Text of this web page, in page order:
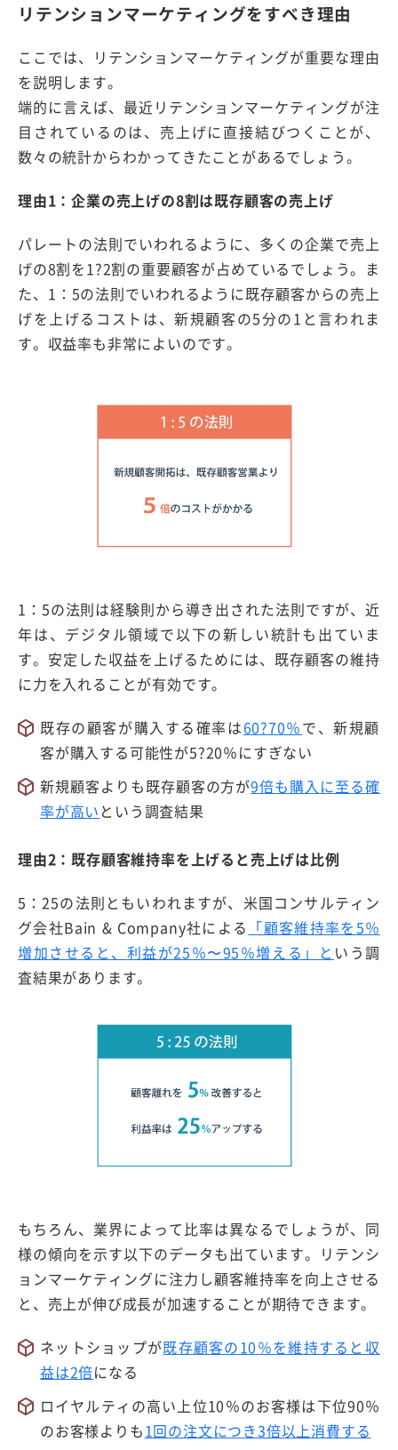
リテンションマーケティングをすべき理由
ここでは、リテンションマーケティングが重要な理由
を説明します。
端的に言えば、最近リテンションマーケティングが注
目されているのは、売上げに直接結びつくことが、
数々の統計からわかってきたことがあるでしょう。
理由1：企業の売上げの8割は既存顧客の売上げ
パレートの法則でいわれるように、多くの企業で売上
げの8割を1?2割の重要顧客が占めているでしょう。ま
た、1：5の法則でいわれるように既存顧客からの売上
げを上げるコストは、新規顧客の5分の1と言われま
す。収益率も非常によいのです。
1：5の法則は経験則から導き出された法則ですが、近
年は、デジタル領域で以下の新しい統計も出ていま
す。安定した収益を上げるためには、既存顧客の維持
に力を入れることが有効です。
既存の顧客が購入する確率は60?70％で、新規顧
客が購入する可能性が5?20％にすぎない
新規顧客よりも既存顧客の方が9倍も購入に至る確
率が高い という調査結果
理由2：既存顧客維持率を上げると売上げは比例
5：25の法則ともいわれますが、米国コンサルティン
グ会社Bain & Company社による 「顧客維持率を5％
増加させると、利益が25％〜95％増える」と いう調
査結果があります。
もちろん、業界によって比率は異なるでしょうが、同
様の傾向を示す以下のデータも出ています。リテンシ
ョンマーケティングに注力し顧客維持率を向上させる
と、売上が伸び成長が加速することが期待できます。
ネットショップが既存顧客の10％を維持すると収
益は2倍になる
ロイヤルティの高い上位10％のお客様は下位90％
のお客様よりも 1回の注文につき3倍以上消費する